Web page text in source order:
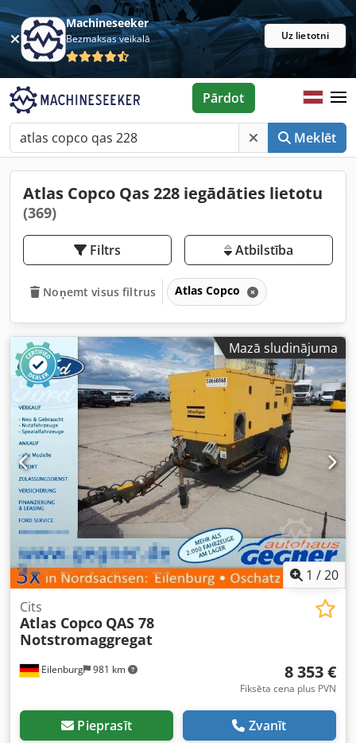
Machineseeker
Bezmaksas veikalā Uz lietotni
Meklēt
Pārdot
Atlas Copco Qas 228 iegādāties lietotu
(369)
Filtrs Atbilstība
Noņemt visus filtrus Atlas Copco
Mazā sludinājuma
1 /20
Eilenburg 981 km
Cits
Atlas Copco QAS 78
Notstromaggregat
8 353 €
Fiksēta cena plus PVN
Pieprasīt Zvanīt